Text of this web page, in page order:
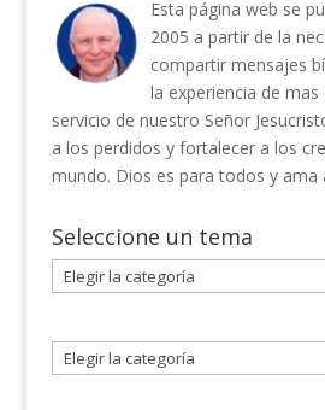
Esta página web se
2005 a partir de la
compartir mensajes
la experiencia de mas
servicio de nuestro Señor
a los perdidos y fortalecer a los
mundo. Dios es para todos y ama
Seleccione un tema
Seleccione
un